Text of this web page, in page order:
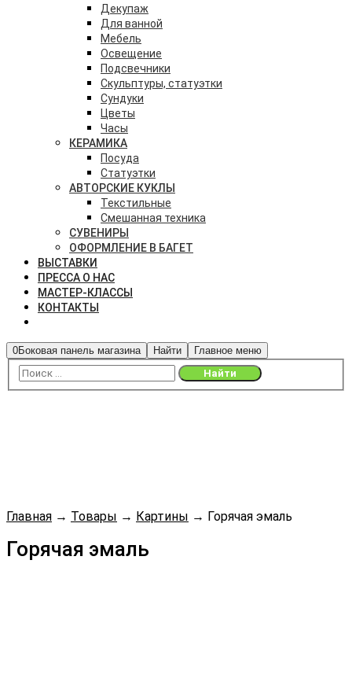
Декупаж
Для ванной
Мебель
Освещение
Подсвечники
Скульптуры, статуэтки
Сундуки
Цветы
Часы
КЕРАМИКА
Посуда
Статуэтки
АВТОРСКИЕ КУКЛЫ
Текстильные
Смешанная техника
СУВЕНИРЫ
ОФОРМЛЕНИЕ В БАГЕТ
ВЫСТАВКИ
ПРЕССА О НАС
МАСТЕР-КЛАССЫ
КОНТАКТЫ
0Боковая панель магазина Найти Главное меню
Главная → Товары → Картины → Горячая эмаль
Горячая эмаль